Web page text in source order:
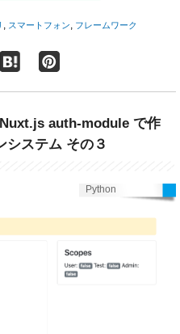
スマートフォン フレームワーク
auth-module で作
システム その３
Python